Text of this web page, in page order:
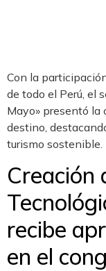
Con la
de todo el Perú, el
Mayo» presentó
destino,
turismo sostenible.
Creación
recibe
en el